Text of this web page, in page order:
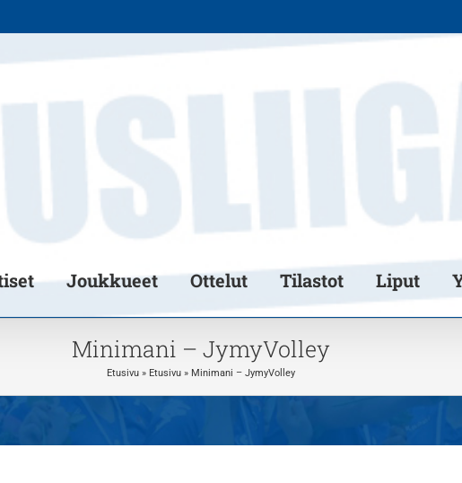
Joukkueet Ottelut Tilastot Liput
Minimani – JymyVolley
Etusivu » Etusivu » Minimani – JymyVolley